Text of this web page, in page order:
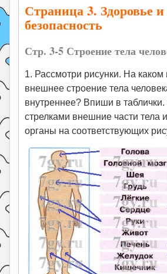
Страница 3. Здоровье и
безопасность
Стр. 3-5 Строение тела
1. Рассмотри рисунки. На каком
внешнее строение тела
внутреннее? Впиши в таблички.
стрелками внешние части тела
органы на соответствующих